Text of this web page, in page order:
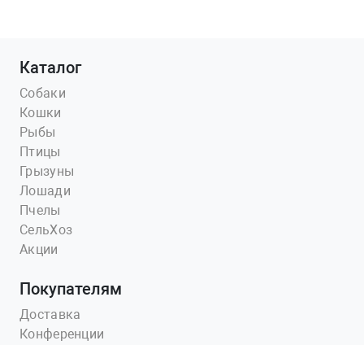
Каталог
Собаки
Кошки
Рыбы
Птицы
Грызуны
Лошади
Пчелы
СельХоз
Акции
Покупателям
Доставка
Конференции